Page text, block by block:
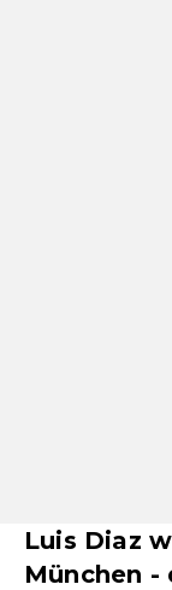
Luis Diaz
München -